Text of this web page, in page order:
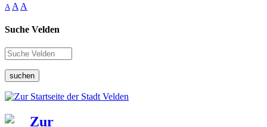
A A A
Suche Velden
suchen